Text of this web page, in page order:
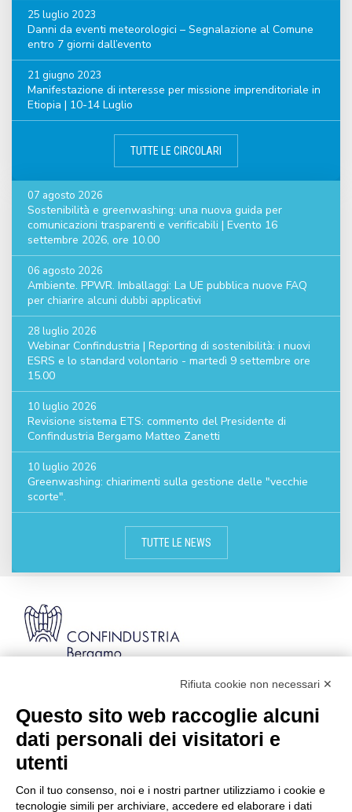
25 luglio 2023
Danni da eventi meteorologici – Segnalazione al Comune
entro 7 giorni dall’evento
21 giugno 2023
Manifestazione di interesse per missione imprenditoriale in
Etiopia | 10-14 Luglio
TUTTE LE CIRCOLARI
07 agosto 2026
Sostenibilità e greenwashing: una nuova guida per
comunicazioni trasparenti e verificabili | Evento 16
settembre 2026, ore 10.00
06 agosto 2026
Ambiente. PPWR. Imballaggi: La UE pubblica nuove FAQ
per chiarire alcuni dubbi applicativi
28 luglio 2026
Webinar Confindustria | Reporting di sostenibilità: i nuovi
ESRS e lo standard volontario - martedì 9 settembre ore
15.00
10 luglio 2026
Revisione sistema ETS: commento del Presidente di
Confindustria Bergamo Matteo Zanetti
10 luglio 2026
Greenwashing: chiarimenti sulla gestione delle "vecchie
scorte".
TUTTE LE NEWS
Codice Fiscale: 80021750163 | PEC:
info@pec.confindustriabergamo.it
CONFINDUSTRIA BERGAMO
Rifiuta cookie non necessari ✕
Questo sito web raccoglie alcuni
dati personali dei visitatori e
utenti
Con il tuo consenso, noi e i nostri partner utilizziamo i cookie e
tecnologie simili per archiviare, accedere ed elaborare i dati